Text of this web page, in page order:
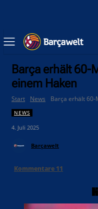
Barça erhält 60-
einem Haken
Start News Barça erhält
NEWS
4. Juli 2025
Barçawelt
Kommentare 11